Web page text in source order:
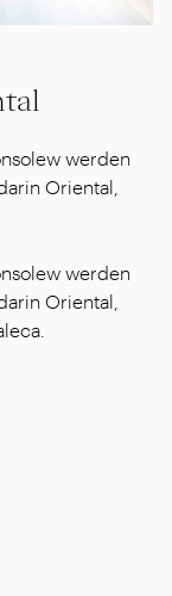
werden
Oriental,
werden
Oriental,